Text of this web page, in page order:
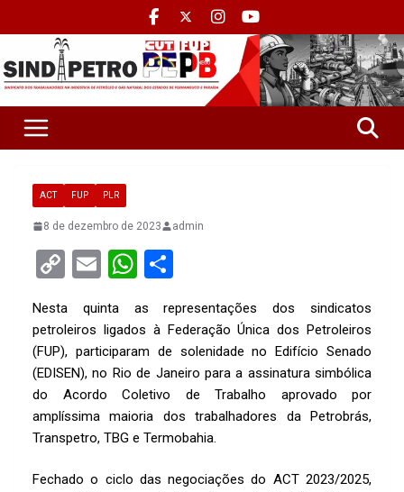
ACT FUP PLR
8 de dezembro de 2023 admin
C
py
Li
n
k
E
ail
W
at
s
A
p
p
ar
e
Nesta quinta as representações dos sindicatos
petroleiros ligados à Federação Única dos Petroleiros
(FUP), participaram de solenidade no Edifício Senado
(EDISEN), no Rio de Janeiro para a assinatura simbólica
do Acordo Coletivo de Trabalho aprovado por
amplíssima maioria dos trabalhadores da Petrobrás,
Transpetro, TBG e Termobahia.
Fechado o ciclo das negociações do ACT 2023/2025,